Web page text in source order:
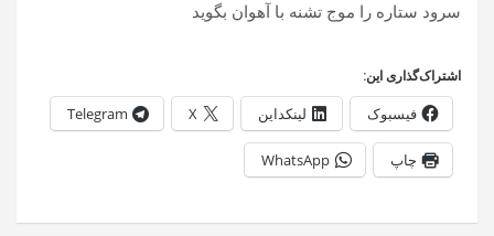
سرود ستاره را موج تشنه با آهوان بگوید
اشتراک‌گذاری این:
فیسبوک لینکداین X
Telegram
چاپ WhatsApp